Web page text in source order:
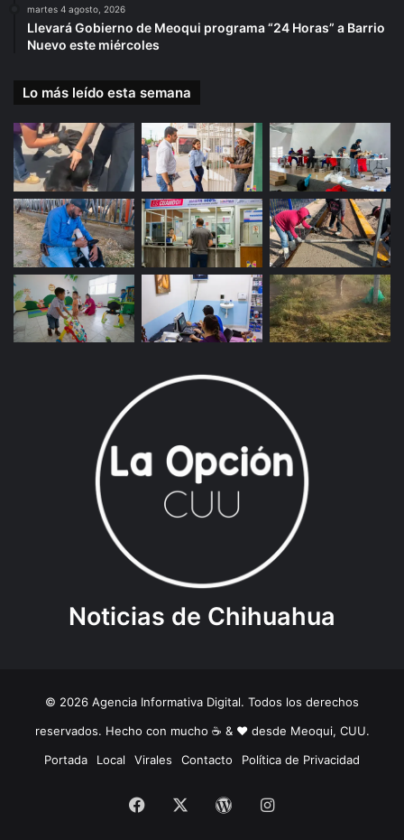
martes 4 agosto, 2026
Llevará Gobierno de Meoqui programa “24 Horas” a Barrio
Nuevo este miércoles
Lo más leído esta semana
Noticias de Chihuahua
© 2026 Agencia Informativa Digital. Todos los derechos
reservados. Hecho con mucho ☕️ & ❤️ desde Meoqui, CUU.
Portada
Local Virales Contacto Política de Privacidad
Facebook WordPressInstagram